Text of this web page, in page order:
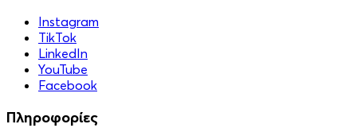
Instagram
TikTok
LinkedIn
YouTube
Facebook
Πληροφορίες